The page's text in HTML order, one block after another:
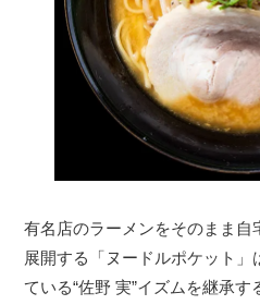
有名店のラーメンをそのまま自
展開する「ヌードルポケット
ている“佐野 実”イズムを継承す